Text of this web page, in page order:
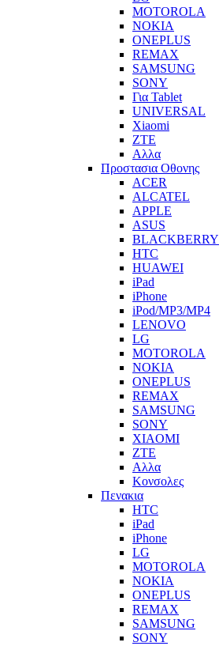
MOTOROLA
NOKIA
ONEPLUS
REMAX
SAMSUNG
SONY
Για Tablet
UNIVERSAL
Xiaomi
ZTE
Αλλα
Προστασια Οθονης
ACER
ALCATEL
APPLE
ASUS
BLACKBERRY
HTC
HUAWEI
iPad
iPhone
iPod/MP3/MP4
LENOVO
LG
MOTOROLA
NOKIA
ONEPLUS
REMAX
SAMSUNG
SONY
XIAOMI
ZTE
Αλλα
Κονσολες
Πενακια
HTC
iPad
iPhone
LG
MOTOROLA
NOKIA
ONEPLUS
REMAX
SAMSUNG
SONY